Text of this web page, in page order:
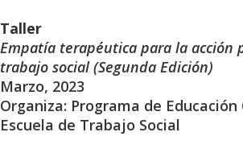
Taller
Empatía terapéutica para la acción
trabajo social (Segunda Edición)
Marzo, 2023
Organiza: Programa de
Escuela de Trabajo Social